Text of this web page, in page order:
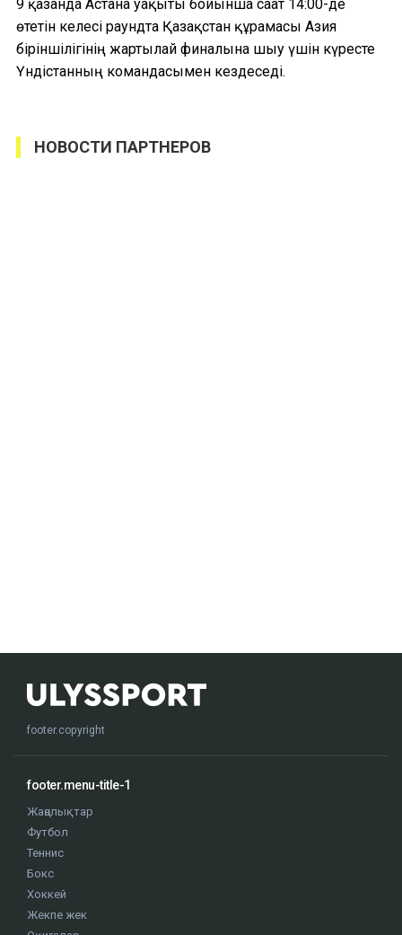
9 қазанда Астана уақыты бойынша сағат 14:00-де
өтетін келесі раундта Қазақстан құрамасы Азия
біріншілігінің жартылай финалына шығу үшін күресте
Үндістанның командасымен кездеседі.
НОВОСТИ ПАРТНЕРОВ
footer.copyright
footer.menu-title-1
Жаңалықтар
Футбол
Теннис
Бокс
Хоккей
Жекпе жек